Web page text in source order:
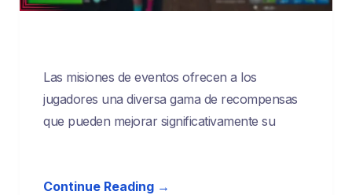
Las misiones de eventos ofrecen a los
jugadores una diversa gama de recompensas
que pueden mejorar significativamente su
Continue Reading →